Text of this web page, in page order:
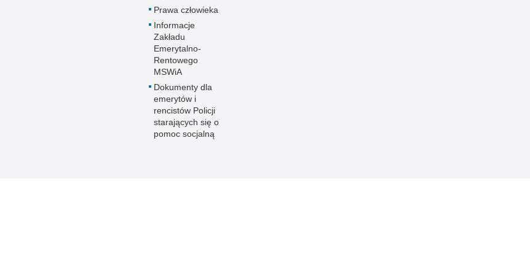
Prawa człowieka
Informacje
Zakładu
Emerytalno-
Rentowego
MSWiA
Dokumenty dla
emerytów i
rencistów Policji
starających się o
pomoc socjalną